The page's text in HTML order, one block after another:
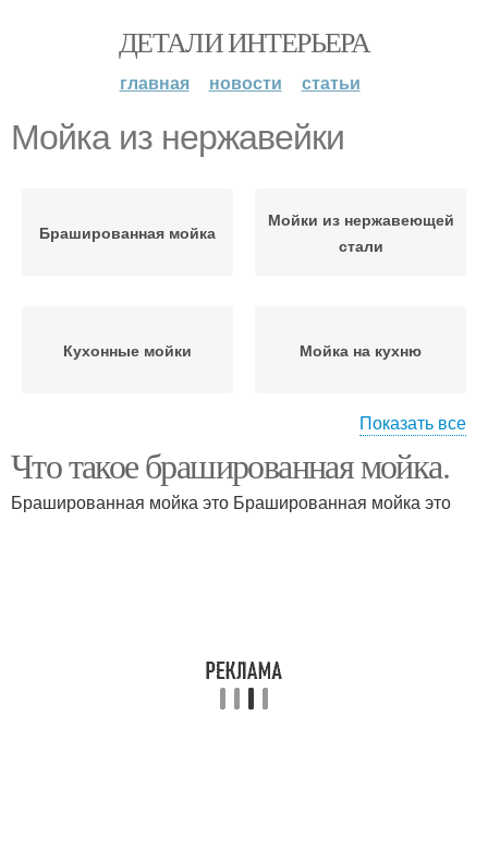
ДЕТАЛИ ИНТЕРЬЕРА
главная новости статьи
Мойка из нержавейки
Брашированная мойка
Мойки из нержавеющей
стали
Кухонные мойки Мойка на кухню
Мойки из нержавейки
Показать все
Что такое брашированная мойка.
Брашированная мойка это Брашированная мойка это